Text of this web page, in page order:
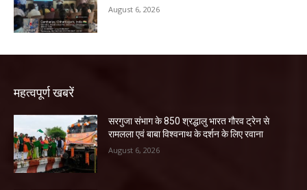
August 6, 2026
महत्वपूर्ण खबरें
सरगुजा संभाग के 850 श्रद्धालु भारत गौरव ट्रेन से
रामलला एवं बाबा विश्वनाथ के दर्शन के लिए रवाना
August 6, 2026